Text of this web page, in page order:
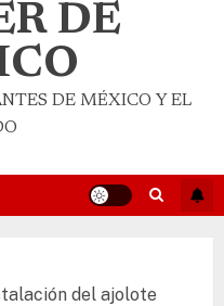
DE
DE MÉXICO Y EL
del ajolote